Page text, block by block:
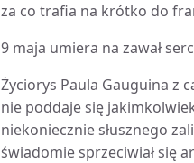
za co trafia na krótko do
9 maja umiera na zawał
Życiorys Paula Gauguina z
nie poddaje się
niekoniecznie słusznego
świadomie sprzeciwiał się